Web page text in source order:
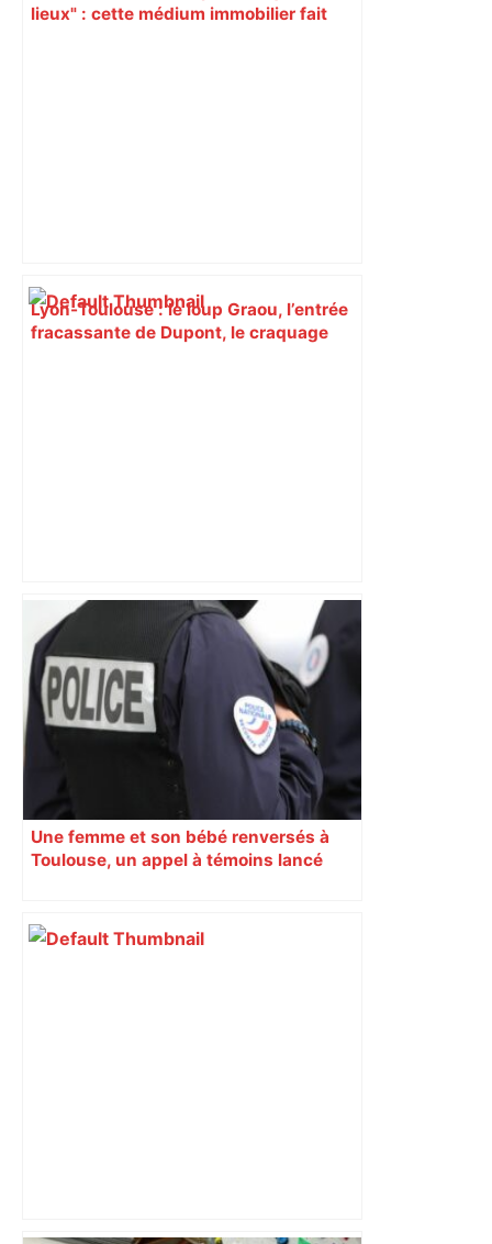
lieux" : cette médium immobilier fait
Lyon-Toulouse : le loup Graou, l’entrée
fracassante de Dupont, le craquage
les agriculteurs manifestent malgré les
interdictions
Une femme et son bébé renversés à
Toulouse, un appel à témoins lancé